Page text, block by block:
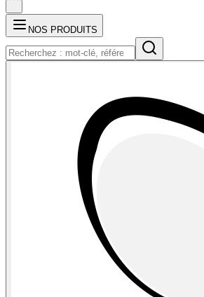
NOS PRODUITS